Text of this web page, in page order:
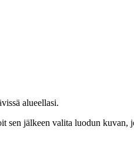
alueellasi.
jälkeen valita luodun kuvan,